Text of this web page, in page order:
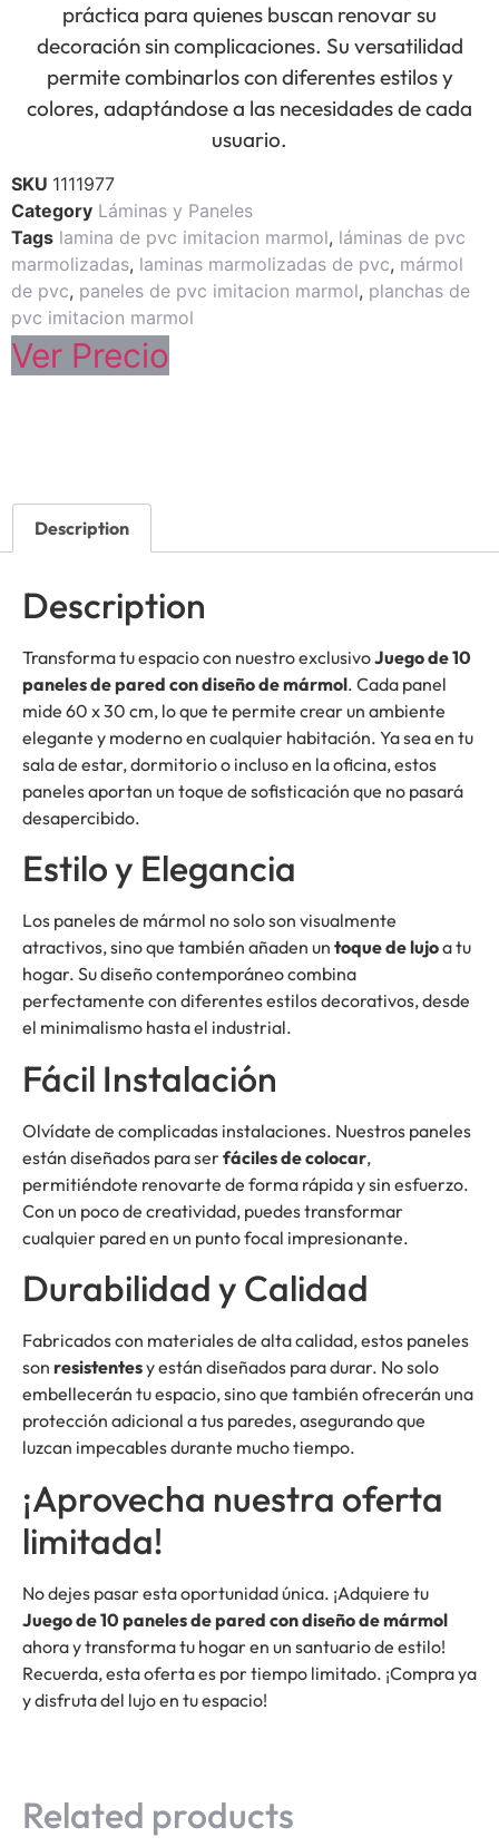
práctica para quienes buscan renovar su
decoración sin complicaciones. Su versatilidad
permite combinarlos con diferentes estilos y
colores, adaptándose a las necesidades de cada
usuario.
SKU 1111977
Category Láminas y Paneles
Tags lamina de pvc imitacion marmol, láminas de pvc
marmolizadas, laminas marmolizadas de pvc, mármol
de pvc, paneles de pvc imitacion marmol, planchas de
pvc imitacion marmol
Ver Precio
Description
Description
Transforma tu espacio con nuestro exclusivoJuego de 10
paneles de pared con diseño de mármol. Cada panel
mide 60 x 30 cm, lo que te permite crear un ambiente
elegante y moderno en cualquier habitación. Ya sea en tu
sala de estar, dormitorio o incluso en la oficina, estos
paneles aportan un toque de sofisticación que no pasará
desapercibido.
Estilo y Elegancia
Los paneles de mármol no solo son visualmente
atractivos, sino que también añaden un toque de lujoa tu
hogar. Su diseño contemporáneo combina
perfectamente con diferentes estilos decorativos, desde
el minimalismo hasta el industrial.
Fácil Instalación
Olvídate de complicadas instalaciones. Nuestros paneles
están diseñados para serfáciles de colocar,
permitiéndote renovarte de forma rápida y sin esfuerzo.
Con un poco de creatividad, puedes transformar
cualquier pared en un punto focal impresionante.
Durabilidad y Calidad
Fabricados con materiales de alta calidad, estos paneles
son resistentesy están diseñados para durar. No solo
embellecerán tu espacio, sino que también ofrecerán una
protección adicional a tus paredes, asegurando que
luzcan impecables durante mucho tiempo.
¡Aprovecha nuestra oferta
limitada!
No dejes pasar esta oportunidad única. ¡Adquiere tu
Juego de 10 paneles de pared con diseño de mármol
ahora y transforma tu hogar en un santuario de estilo!
Recuerda, esta oferta es por tiempo limitado. ¡Compra ya
y disfruta del lujo en tu espacio!
Related products